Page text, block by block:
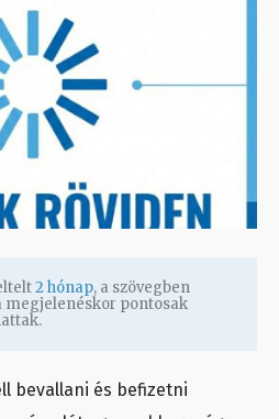
2 hónap, a szövegben
pontosak
bevallani és befizetni